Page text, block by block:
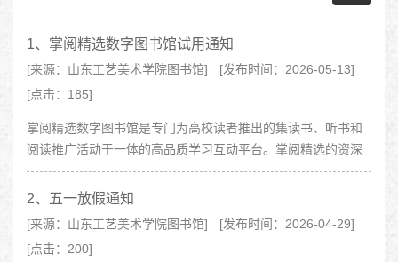
1、掌阅精选数字图书馆试用通知
[来源：山东工艺美术学院图书馆]
[发布时间：2026-05-13]
[点击：185]
掌阅精选数字图书馆是专门为高校读者推出的集读书、听书和
阅读推广活动于一体的高品质学习互动平台。掌阅精选的资深
编辑从豆瓣高分、亚马逊、当当网等平台top畅销书榜单、国内
外图书大奖、1000余家版权机构、掌..
2、五一放假通知
[来源：山东工艺美术学院图书馆]
[发布时间：2026-04-29]
[点击：200]